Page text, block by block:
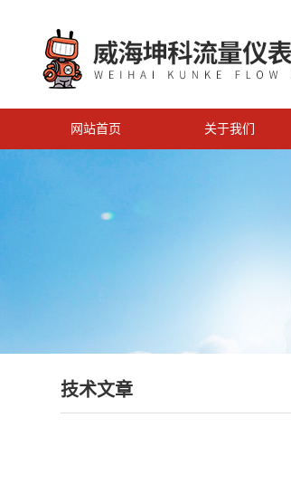
网站首页 关于我们
技术文章